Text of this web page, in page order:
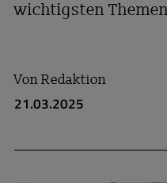
wichtigsten
VonRedaktion
21.03.2025